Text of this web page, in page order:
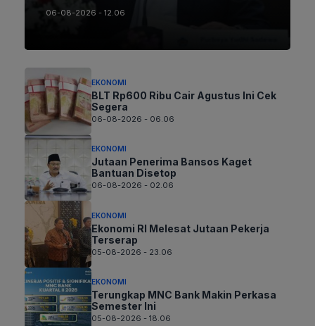
06-08-2026 - 12.06
EKONOMI
BLT Rp600 Ribu Cair Agustus Ini Cek
Segera
06-08-2026 - 06.06
EKONOMI
Jutaan Penerima Bansos Kaget
Bantuan Disetop
06-08-2026 - 02.06
EKONOMI
Ekonomi RI Melesat Jutaan Pekerja
Terserap
05-08-2026 - 23.06
EKONOMI
Terungkap MNC Bank Makin Perkasa
Semester Ini
05-08-2026 - 18.06